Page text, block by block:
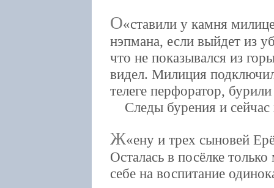
О ставили у камня
нэпмана, если выйдет из
что не показывался из
видел. Милиция
телеге перфоратор,
Следы бурения и
Ж ену и трех сыновей
Осталась в посёлке
себе на воспитание